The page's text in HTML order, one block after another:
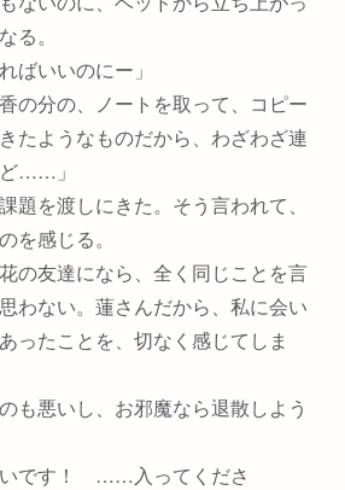
る。
ばいいのにー」
の分の、ノートを取って、コピー
たようなものだから、わざわざ連
……」
題を渡しにきた。そう言われて、
を感じる。
の友達になら、全く同じことを言
わない。蓮さんだから、私に会い
ったことを、切なく感じてしま
も悪いし、お邪魔なら退散しよう
いです！ ……入ってくださ